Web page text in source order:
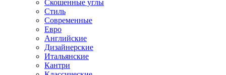
Скошенные углы
Стиль
Современные
Евро
Английские
Дизайнерские
Итальянские
Кантри